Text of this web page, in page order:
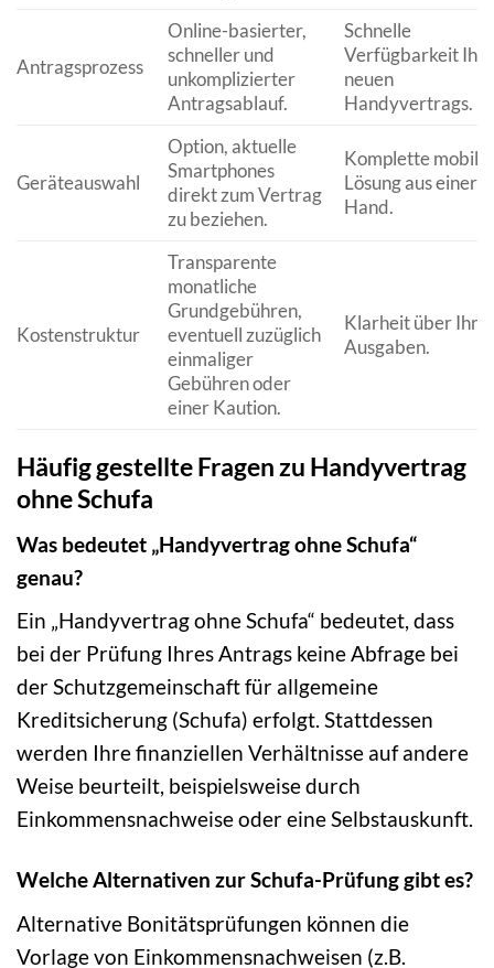
Antragsprozess
Online-basierter,
schneller und
unkomplizierter
Antragsablauf.
Schnelle
Verfügbarkeit
neuen
Handyvertrags.
Geräteauswahl
Option, aktuelle
Smartphones
direkt zum Vertrag
zu beziehen.
Komplette mobile
Lösung aus einer
Hand.
Kostenstruktur
Transparente
monatliche
Grundgebühren,
eventuell zuzüglich
einmaliger
Gebühren oder
einer Kaution.
Klarheit über Ihre
Ausgaben.
Häufig gestellte Fragen zu Handyvertrag
ohne Schufa
Was bedeutet „Handyvertrag ohne Schufa“
genau?
Ein „Handyvertrag ohne Schufa“ bedeutet, dass
bei der Prüfung Ihres Antrags keine Abfrage bei
der Schutzgemeinschaft für allgemeine
Kreditsicherung (Schufa) erfolgt. Stattdessen
werden Ihre finanziellen Verhältnisse auf andere
Weise beurteilt, beispielsweise durch
Einkommensnachweise oder eine Selbstauskunft.
Welche Alternativen zur Schufa-Prüfung gibt es?
Alternative Bonitätsprüfungen können die
Vorlage von Einkommensnachweisen (z.B.